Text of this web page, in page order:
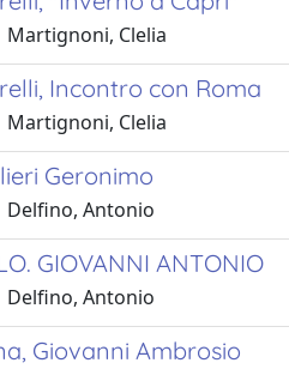
Martignoni, Clelia
Incontro con Roma
Martignoni, Clelia
Geronimo
Delfino, Antonio
GIOVANNI ANTONIO
Delfino, Antonio
Giovanni Ambrosio